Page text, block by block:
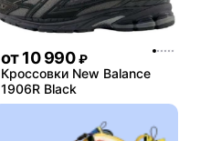
от10 990 ₽
Кроссовки New Balance
1906R Black